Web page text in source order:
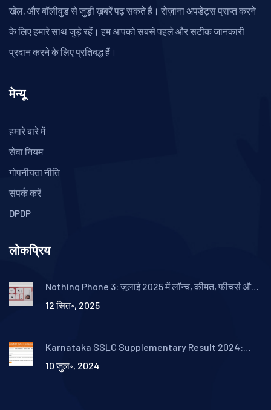
खेल, और बॉलीवुड से जुड़ी ख़बरें पढ़ सकते हैं। रोज़ाना अपडेट्स प्राप्त करने
के लिए हमारे साथ जुड़े रहें। हम आपको सबसे पहले और सटीक जानकारी
प्रदान करने के लिए प्रतिबद्ध हैं।
मेन्यू
हमारे बारे में
सेवा नियम
गोपनीयता नीति
संपर्क करें
DPDP
लोकप्रिय
Nothing Phone 3: जुलाई 2025 में लॉन्च, कीमत, फीचर्स और
12 सित॰, 2025
Karnataka SSLC Supplementary Result 2024:
10 जुल॰, 2024